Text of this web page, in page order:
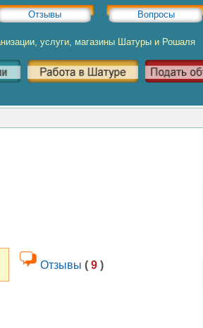
Отзывы Вопросы
услуги, магазины Шатуры и Рошаля
Отзывы ( 9)